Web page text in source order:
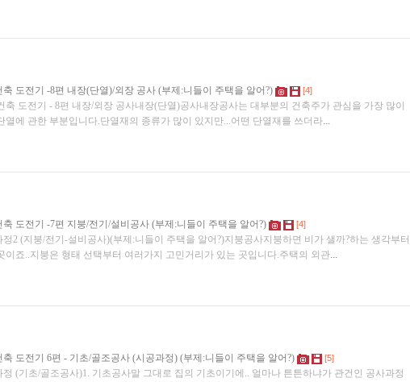
축 도전기 -8편 내장(단열)/외장 공사 (부제:니들이 주택을 알어?) [4]
축 도전기 - 8편 내장/외장 공사내장(단열)공사내장공사는 대부분의 건축주가 관심을 가장 많이
열에 관한 부분입니다.단열재의 종류가 많이 있지만...어떤 단열재를 쓰더라...
축 도전기 -7편 지붕/전기/설비공사 (부제:니들이 주택을 알어?) [4]
정2 (지붕/전기-설비공사)(부제:니들이 주택을 알어?)지붕공사지붕하면 비가 샐까?하는 생각부터
이죠..지붕은 형태 선택부터 여러가지 고민거리가 있는 곳입니다.주택의 외관...
축 도전기 6편 - 기초/골조공사 (시공과정) (부제:니들이 주택을 알어?) [5]
정 (기초/골조공사)1. 기초공사말 그대로 집의 기초이기에.. 얼마나 튼튼하냐가 관건인 공사과정